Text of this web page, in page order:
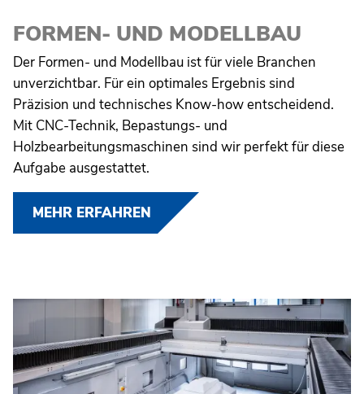
FORMEN- UND MODELLBAU
Der Formen- und Modellbau ist für viele Branchen
unverzichtbar. Für ein optimales Ergebnis sind
Präzision und technisches Know-how entscheidend.
Mit CNC-Technik, Bepastungs- und
Holzbearbeitungsmaschinen sind wir perfekt für diese
Aufgabe ausgestattet.
MEHR ERFAHREN